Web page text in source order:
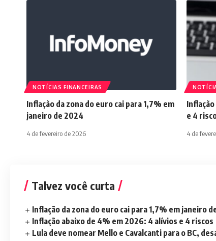
NOTÍCIAS FINANCEIRAS
Inflação da zona do euro cai para 1,7% em
janeiro de 2024
4 de fevereiro de 2026
e 4
4 de
Talvez você curta
Inflação da zona do euro cai para 1,7% em janeiro
Inflação abaixo de 4% em 2026: 4 alívios e 4 riscos
Lula deve nomear Mello e Cavalcanti para o BC,